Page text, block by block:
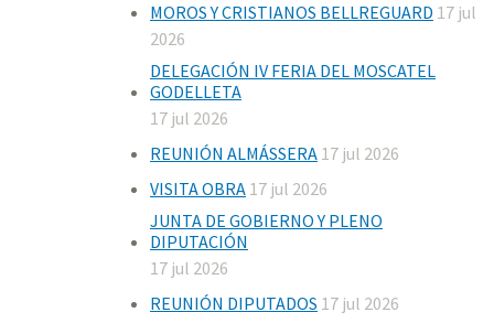
MOROS Y CRISTIANOS BELLREGUARD 17 jul
2026
DELEGACIÓN IV FERIA DEL MOSCATEL
GODELLETA
17 jul 2026
REUNIÓN ALMÁSSERA 17 jul 2026
VISITA OBRA 17 jul 2026
JUNTA DE GOBIERNO Y PLENO
DIPUTACIÓN
17 jul 2026
REUNIÓN DIPUTADOS 17 jul 2026